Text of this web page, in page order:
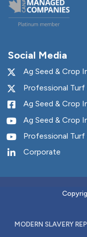
Social Media
MODERN SLAVERY